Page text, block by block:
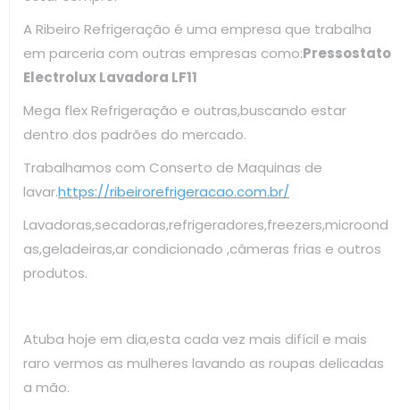
A Ribeiro Refrigeração é uma empresa que trabalha
em parceria com outras empresas como:Pressostato
Electrolux Lavadora LF11
Mega flex Refrigeração e outras,buscando estar
dentro dos padrões do mercado.
Trabalhamos com Conserto de Maquinas de
lavar.https://ribeirorefrigeracao.com.br/
Lavadoras,secadoras,refrigeradores,freezers,microond
as,geladeiras,ar condicionado ,câmeras frias e outros
produtos.
Atuba hoje em dia,esta cada vez mais difícil e mais
raro vermos as mulheres lavando as roupas delicadas
a mão.